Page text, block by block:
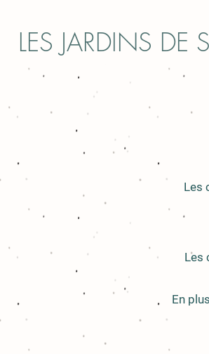
LES JARDINS DE
Les
Les
En